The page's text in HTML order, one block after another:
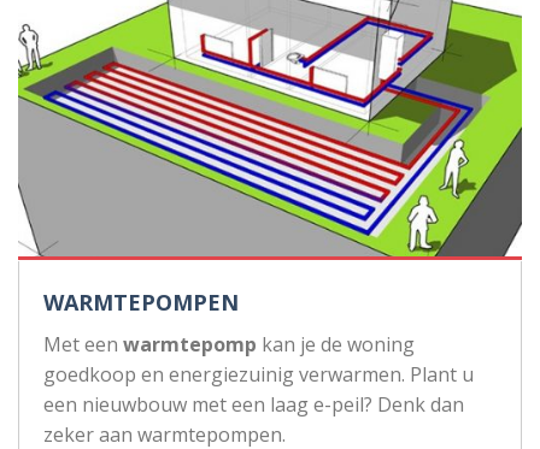
WARMTEPOMPEN
Met een warmtepomp kan je de woning
goedkoop en energiezuinig verwarmen. Plant u
een nieuwbouw met een laag e-peil? Denk dan
zeker aan warmtepompen.